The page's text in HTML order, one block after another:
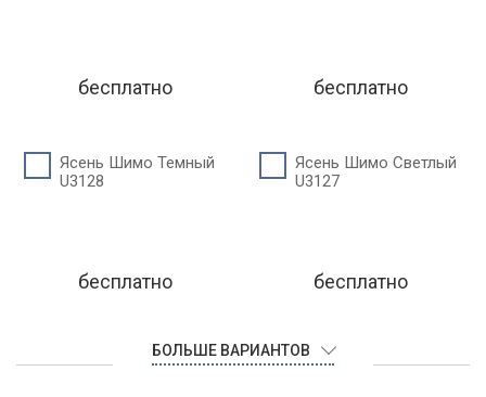
бесплатно бесплатно
Ясень Шимо Темный
U3128
бесплатно
Ясень Шимо Светлый
U3127
бесплатно
БОЛЬШЕ ВАРИАНТОВ